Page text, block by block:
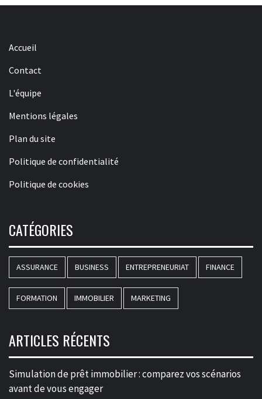
Accueil
Contact
L'équipe
Mentions légales
Plan du site
Politique de confidentialité
Politique de cookies
CATÉGORIES
ASSURANCE BUSINESS ENTREPRENEURIAT FINANCE
FORMATION IMMOBILIER MARKETING
ARTICLES RÉCENTS
Simulation de prêt immobilier : comparez vos scénarios
avant de vous engager